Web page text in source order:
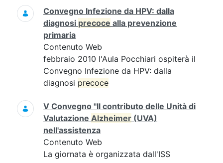
Convegno Infezione da HPV: dalla
diagnosi precoce alla prevenzione
primaria
Contenuto Web
febbraio 2010 l'Aula Pocchiari ospiterà il
Convegno Infezione da HPV: dalla
diagnosi precoce
V Convegno "Il contributo delle Unità di
Valutazione Alzheimer (UVA)
nell'assistenza
Contenuto Web
La giornata è organizzata dall'ISS